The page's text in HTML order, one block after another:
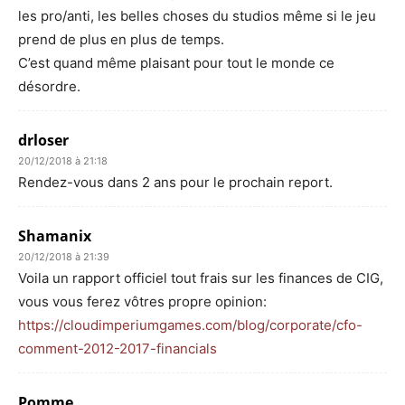
les pro/anti, les belles choses du studios même si le jeu
prend de plus en plus de temps.
C’est quand même plaisant pour tout le monde ce
désordre.
drloser
20/12/2018 à 21:18
Rendez-vous dans 2 ans pour le prochain report.
Shamanix
20/12/2018 à 21:39
Voila un rapport officiel tout frais sur les finances de CIG,
vous vous ferez vôtres propre opinion:
https://cloudimperiumgames.com/blog/corporate/cfo-
comment-2012-2017-financials